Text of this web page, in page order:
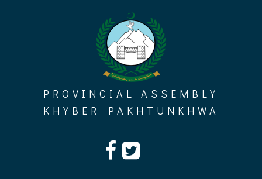
PROVINCIAL ASSEMBLY
KHYBER PAKHTUNKHWA